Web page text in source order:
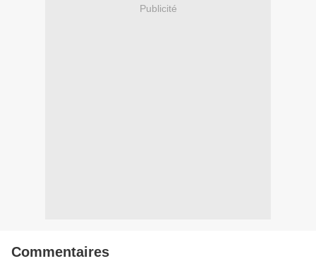
Publicité
Commentaires